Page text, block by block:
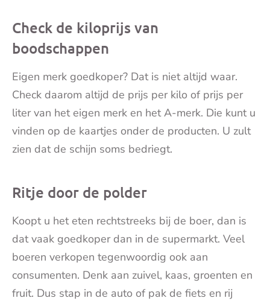
Check de kiloprijs van
boodschappen
Eigen merk goedkoper? Dat is niet altijd waar.
Check daarom altijd de prijs per kilo of prijs per
liter van het eigen merk en het A-merk. Die kunt u
vinden op de kaartjes onder de producten. U zult
zien dat de schijn soms bedriegt.
Ritje door de polder
Koopt u het eten rechtstreeks bij de boer, dan is
dat vaak goedkoper dan in de supermarkt. Veel
boeren verkopen tegenwoordig ook aan
consumenten. Denk aan zuivel, kaas, groenten en
fruit. Dus stap in de auto of pak de fiets en rij